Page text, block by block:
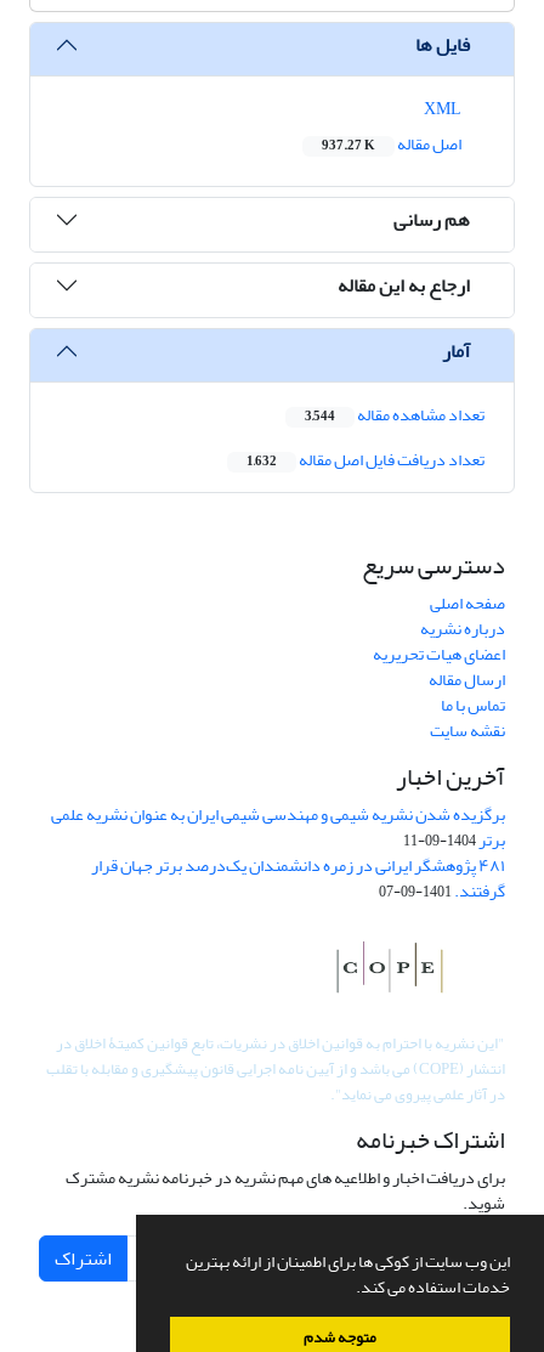
این وب سایت از کوکی ها برای اطمینان از ارائه بهترین
خدمات استفاده می کند.
متوجه شدم
فایل ها
اصل مقاله
937.27 K
هم رسانی
ارجاع به این مقاله
آمار
تعداد مشاهده مقاله 3,544
تعداد دریافت فایل اصل مقاله 1,632
دسترسی سریع
صفحه اصلی
درباره نشریه
اعضای هیات تحریریه
ارسال مقاله
تماس با ما
نقشه سایت
آخرین اخبار
برگزیده شدن نشریه شیمی و مهندسی شیمی ایران به عنوان نشریه علمی
برتر1404-09-11
۴۸۱ پژوهشگر ایرانی در زمره دانشمندان یک‌درصد برتر جهان قرار
گرفتند.1401-09-07
"این نشریه با احترام به قوانین اخلاق در نشریات، تابع قوانین کمیتۀ اخلاق در
انتشار (COPE) می باشد و از آیین نامه اجرایی قانون پیشگیری و مقابله با تقلب
در آثار علمی پیروی می نماید".
اشتراک خبرنامه
برای دریافت اخبار و اطلاعیه های مهم نشریه در خبرنامه نشریه مشترک
شوید.
اشتراک